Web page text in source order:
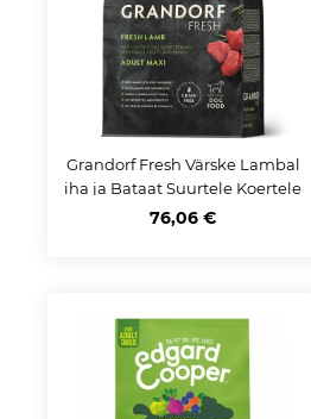
Grandorf Fresh Värske Lambal
iha ja Bataat Suurtele Koertele
10kg
76,06 €